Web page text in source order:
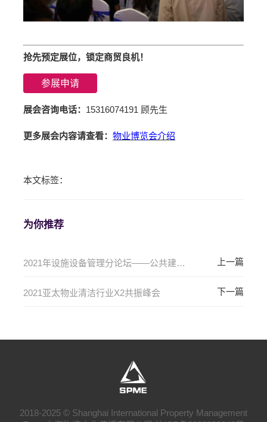
抢先预定展位，锁定商贸良机！
参展申请
展会咨询电话： 15316074191 顾先生
更多展会内容请查看：物业博览会介绍
本文标签：
为你推荐
2021年设施设备管理分论坛——公共建筑设施管理的发展和展望
2021亚太物业清洁行业X2共振峰会
2018-2025 © Shanghai International Property Management